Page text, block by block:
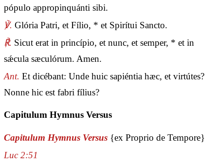
pópulo appropinquánti sibi.
℣. Glória Patri, et Fílio, * et Spirítui Sancto.
℟. Sicut erat in princípio, et nunc, et semper, * et in
sǽcula sæculórum. Amen.
Ant. Et dicébant: Unde huic sapiéntia hæc, et virtútes?
Nonne hic est fabri fílius?
Capitulum Hymnus Versus
Capitulum Hymnus Versus {ex Proprio de Tempore}
Luc 2:51